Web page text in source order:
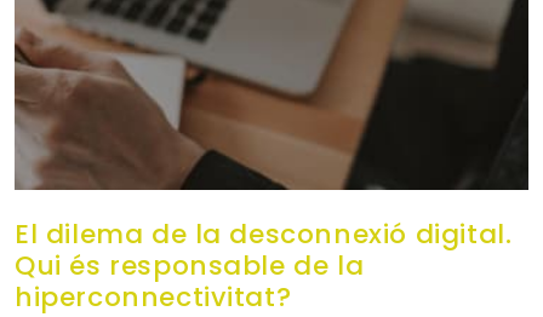
El dilema de la desconnexió digital.
Qui és responsable de la
hiperconnectivitat?